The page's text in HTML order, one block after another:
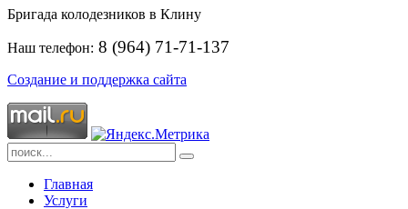
Бригада колодезников в Клину
Наш телефон: 8 (964) 71-71-137
Создание и поддержка сайта
Главная
Услуги